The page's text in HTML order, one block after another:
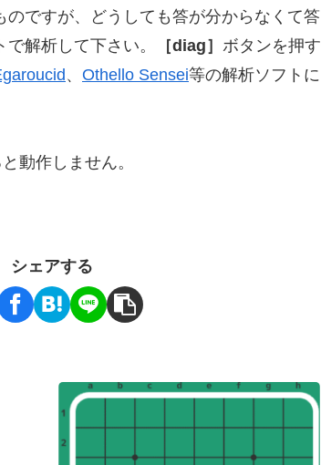
のですが、どうしても答が分からなくて答
解析して下さい。
［diag］ ボタンを押す
、 Othello Sensei等の解析ソフトに
動作しません。
シェアする